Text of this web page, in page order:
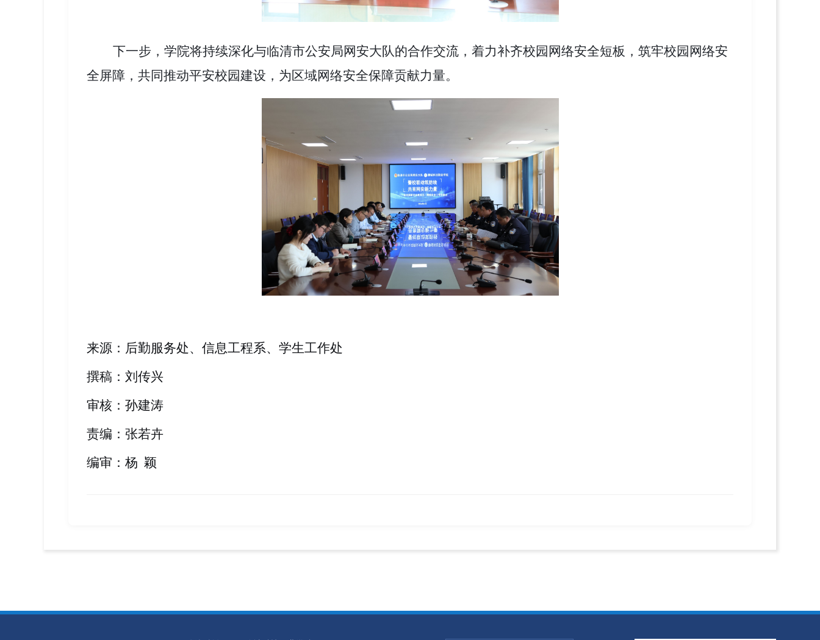
下一步，学院将持续深化与临清市公安局网安大队的合作交流，着力补齐校园网络安全短板，筑牢校园网络安
全屏障，共同推动平安校园建设，为区域网络安全保障贡献力量。
来源：后勤服务处、信息工程系、学生工作处
撰稿：刘传兴
审核：孙建涛
责编：张若卉
编审：杨 颖